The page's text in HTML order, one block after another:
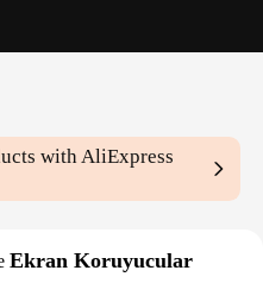
with AliExpress
Ekran Koruyucular